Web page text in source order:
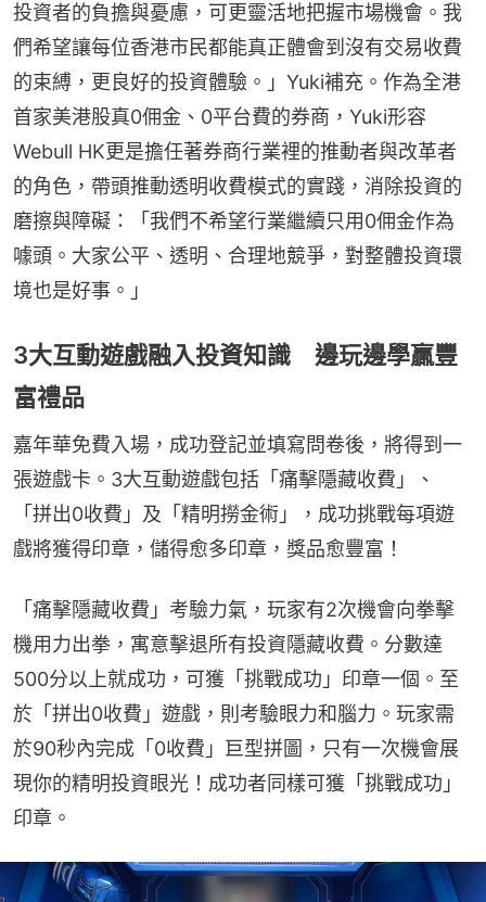
投資者的負擔與憂慮，可更靈活地把握市場機會。我
們希望讓每位香港市民都能真正體會到沒有交易收費
的束縛，更良好的投資體驗。」Yuki補充。作為全港
首家美港股真0佣金、0平台費的券商，Yuki形容
Webull HK更是擔任著券商行業裡的推動者與改革者
的角色，帶頭推動透明收費模式的實踐，消除投資的
磨擦與障礙：「我們不希望行業繼續只用0佣金作為
噱頭。大家公平、透明、合理地競爭，對整體投資環
境也是好事。」
3大互動遊戲融入投資知識 邊玩邊學贏豐
富禮品
嘉年華免費入場，成功登記並填寫問卷後，將得到一
張遊戲卡。3大互動遊戲包括「痛擊隱藏收費」、
「拼出0收費」及「精明撈金術」，成功挑戰每項遊
戲將獲得印章，儲得愈多印章，獎品愈豐富！
「痛擊隱藏收費」考驗力氣，玩家有2次機會向拳擊
機用力出拳，寓意擊退所有投資隱藏收費。分數達
500分以上就成功，可獲「挑戰成功」印章一個。至
於「拼出0收費」遊戲，則考驗眼力和腦力。玩家需
於90秒內完成「0收費」巨型拼圖，只有一次機會展
現你的精明投資眼光！成功者同樣可獲「挑戰成功」
印章。